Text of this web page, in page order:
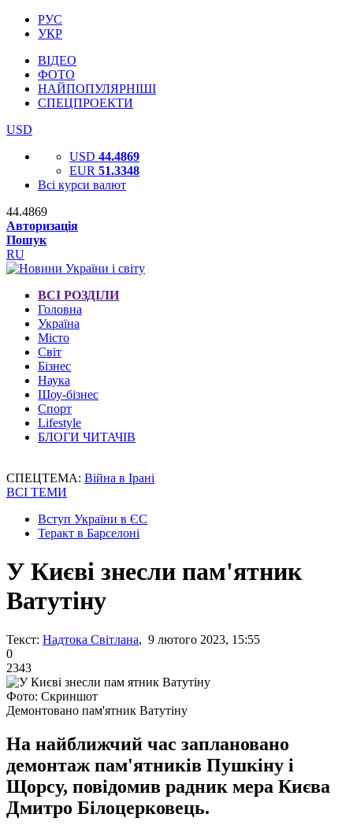
РУС
УКР
ВІДЕО
ФОТО
НАЙПОПУЛЯРНІШІ
СПЕЦПРОЕКТИ
USD
USD 44.4869
EUR 51.3348
Всі курси валют
44.4869
Авторизація
Пошук
RU
ВСІ РОЗДІЛИ
Головна
Україна
Місто
Світ
Бізнес
Наука
Шоу-бізнес
Спорт
Lifestyle
БЛОГИ ЧИТАЧІВ
СПЕЦТЕМА: Війна в Ірані
ВСІ ТЕМИ
Вступ України в ЄС
Теракт в Барселоні
У Києві знесли пам'ятник
Ватутіну
Текст: Надтока Світлана, 9 лютого 2023, 15:55
0
2343
Фото: Скриншот
Демонтовано пам'ятник Ватутіну
На найближчий час заплановано
демонтаж пам'ятників Пушкіну і
Щорсу, повідомив радник мера Києва
Дмитро Білоцерковець.